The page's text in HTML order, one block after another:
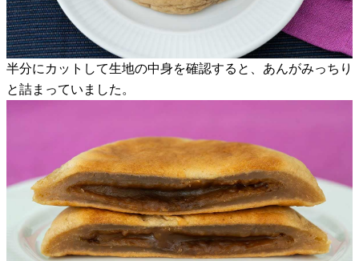
半分にカットして生地の中身を確認すると、あんがみっちり
と詰まっていました。